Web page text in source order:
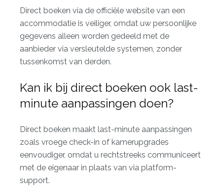
Direct boeken via de officiële website van een
accommodatie is veiliger, omdat uw persoonlijke
gegevens alleen worden gedeeld met de
aanbieder via versleutelde systemen, zonder
tussenkomst van derden.
Kan ik bij direct boeken ook last-
minute aanpassingen doen?
Direct boeken maakt last-minute aanpassingen
zoals vroege check-in of kamerupgrades
eenvoudiger, omdat u rechtstreeks communiceert
met de eigenaar in plaats van via platform-
support.